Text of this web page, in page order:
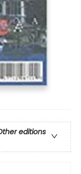
editions